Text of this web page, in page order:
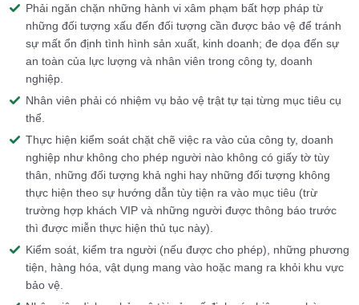
Phải ngăn chặn những hành vi xâm phạm bất hợp pháp từ
những đối tượng xấu đến đối tượng cần được bảo vệ để tránh
sự mất ổn định tình hình sản xuất, kinh doanh; đe dọa đến sự
an toàn của lực lượng và nhân viên trong công ty, doanh
nghiệp.
Nhân viên phải có nhiệm vụ bảo vệ trật tự tại từng mục tiêu cụ
thể.
Thực hiện kiểm soát chặt chẽ việc ra vào của công ty, doanh
nghiệp như không cho phép người nào không có giấy tờ tùy
thân, những đối tượng khả nghi hay những đối tượng không
thực hiện theo sự hướng dẫn tùy tiện ra vào mục tiêu (trừ
trường hợp khách VIP và những người được thông báo trước
thì được miễn thực hiện thủ tục này).
Kiểm soát, kiểm tra người (nếu được cho phép), những phương
tiện, hàng hóa, vật dụng mang vào hoặc mang ra khỏi khu vực
bảo vệ.